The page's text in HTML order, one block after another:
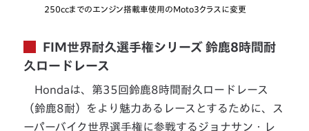
250ccまでのエンジン搭載車使用のMoto3クラスに変更
FIM世界耐久選手権シリーズ 鈴鹿8時間耐
久ロードレース
Hondaは、第35回鈴鹿8時間耐久ロードレース
（鈴鹿8耐）をより魅力あるレースとするために、ス
ーパーバイク世界選手権に参戦するジョナサン・レ